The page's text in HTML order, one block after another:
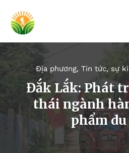
Địa phương, Tin tức, sự
Đắk Lắk: Phát
thái ngành
phẩm